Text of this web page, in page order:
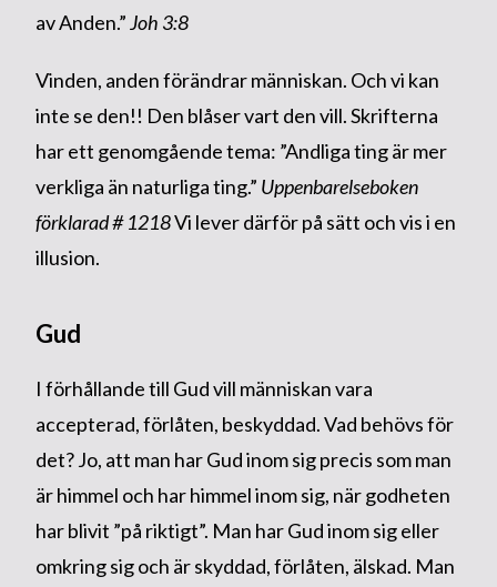
av Anden.”Joh 3:8
Vinden, anden förändrar människan. Och vi kan
inte se den!! Den blåser vart den vill. Skrifterna
har ett genomgående tema: ”Andliga ting är mer
verkliga än naturliga ting.” Uppenbarelseboken
förklarad # 1218Vi lever därför på sätt och vis i en
illusion.
Gud
I förhållande till Gud vill människan vara
accepterad, förlåten, beskyddad. Vad behövs för
det? Jo, att man har Gud inom sig precis som man
är himmel och har himmel inom sig, när godheten
har blivit ”på riktigt”. Man har Gud inom sig eller
omkring sig och är skyddad, förlåten, älskad. Man